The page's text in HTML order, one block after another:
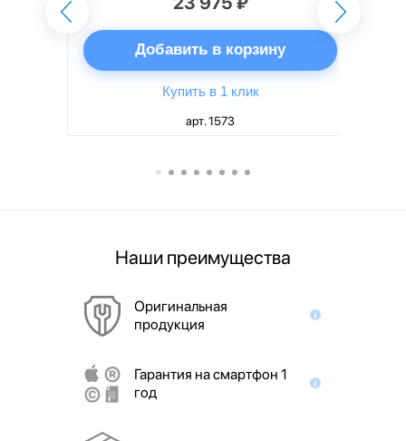
Добавить в корзину
Купить в 1 клик
арт. 1573
Наши преимущества
Оригинальная
продукция
Гарантия на смартфон 1
год